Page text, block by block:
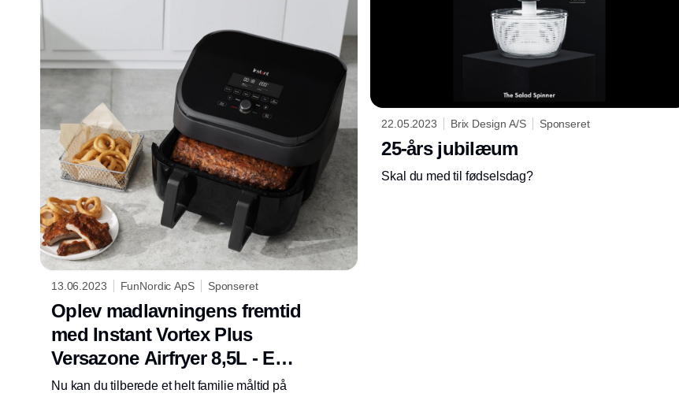
13.06.2023 FunNordic ApS Sponseret
Oplev madlavningens fremtid
med Instant Vortex Plus
Versazone Airfryer 8,5L - En
gamechanger i dit køkken!
Nu kan du tilberede et helt familie måltid på
22.05.2023 Brix Design A/S Sponseret
25-års jubilæum
Skal du med til fødselsdag?